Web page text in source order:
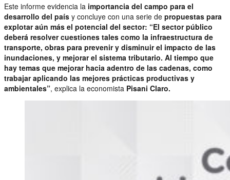
Este informe evidencia la importancia del campo para el
desarrollo del país y concluye con una serie de propuestas para
explotar aún más el potencial del sector: “El sector público
deberá resolver cuestiones tales como la infraestructura de
transporte, obras para prevenir y disminuir el impacto de las
inundaciones, y mejorar el sistema tributario. Al tiempo que
hay temas que mejorar hacia adentro de las cadenas, como
trabajar aplicando las mejores prácticas productivas y
ambientales”, explica la economista Pisani Claro.